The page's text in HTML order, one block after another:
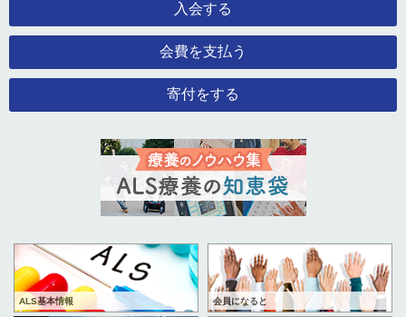
入会する
会費を支払う
寄付をする
ALS基本情報 会員になると